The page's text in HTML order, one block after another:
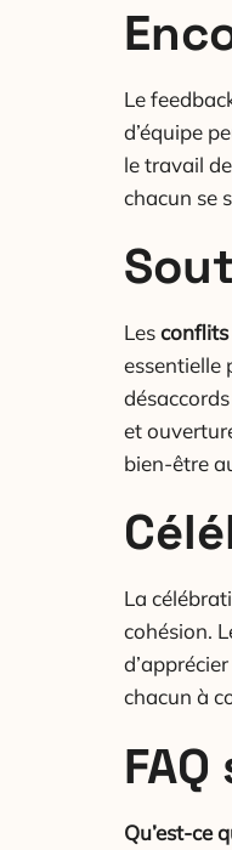
Le
d’équipe
le travail
chacun se
Lesconflits
essentielle
et
bien-être
La
cohésion.
chacun à
Qu’est-ce